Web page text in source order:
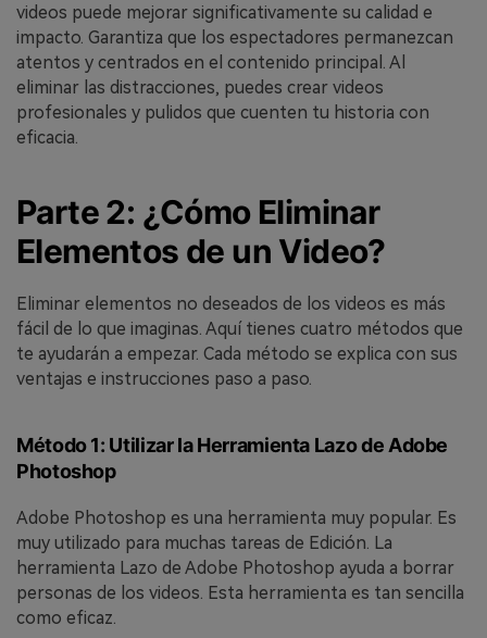
videos puede mejorar significativamente su calidad e
impacto. Garantiza que los espectadores permanezcan
atentos y centrados en el contenido principal. Al
eliminar las distracciones, puedes crear videos
profesionales y pulidos que cuenten tu historia con
eficacia.
Parte 2: ¿Cómo Eliminar
Elementos de un Video?
Eliminar elementos no deseados de los videos es más
fácil de lo que imaginas. Aquí tienes cuatro métodos que
te ayudarán a empezar. Cada método se explica con sus
ventajas e instrucciones paso a paso.
Método 1: Utilizar la Herramienta Lazo de Adobe
Photoshop
Adobe Photoshop es una herramienta muy popular. Es
muy utilizado para muchas tareas de Edición. La
herramienta Lazo de Adobe Photoshop ayuda a borrar
personas de los videos. Esta herramienta es tan sencilla
como eficaz.